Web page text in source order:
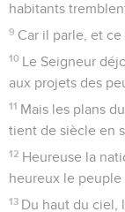
t’arrivera rien.
10 Le méchant se
Seigneur entoure
11 Que le Seigneur
émerveillez-vous,
droit.
© Société biblique
une Bible